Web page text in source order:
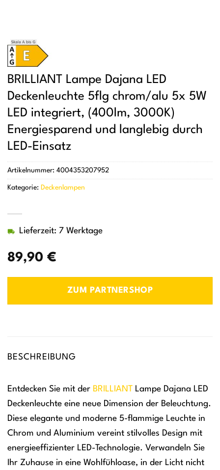
BRILLIANT Lampe Dajana LED
Deckenleuchte 5flg chrom/alu 5x 5W
LED integriert, (400lm, 3000K)
Energiesparend und langlebig durch
LED-Einsatz
89,90 €
Lieferzeit: 7 Werktage
ZUM PARTNERSHOP
Artikelnummer: 4004353207952
Kategorie: Deckenlampen
BESCHREIBUNG
Entdecken Sie mit der BRILLIANT
Lampe Dajana LED
Deckenleuchte eine neue Dimension der Beleuchtung.
Diese elegante und moderne 5-flammige Leuchte in
Chrom und Aluminium vereint stilvolles Design mit
energieeffizienter LED-Technologie. Verwandeln Sie
Ihr Zuhause in eine Wohlfühloase, in der Licht nicht